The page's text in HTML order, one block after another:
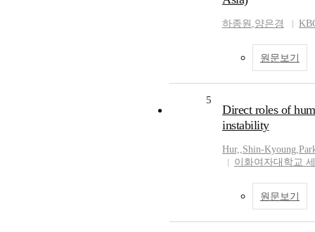
하종원 ,양은경
원문보기
5
Direct roles of
instability
Hur,,Shin-Kyoung,
이화여자대학교
원문보기